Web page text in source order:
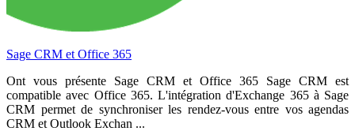
Sage CRM et Office 365
Ont vous présente Sage CRM et Office 365 Sage CRM est
compatible avec Office 365. L'intégration d'Exchange 365 à Sage
CRM permet de synchroniser les rendez-vous entre vos agendas
CRM et Outlook Exchan ...